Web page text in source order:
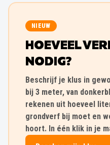
NIEUW
HOEVEEL
NODIG?
Beschrijf je klus in
bij 3 meter, van
rekenen uit hoeveel
grondverf bij moet en
hoort. In één klik in je